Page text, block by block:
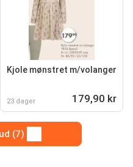
Kjole mønstret m/volanger
23 dager 179,90 kr
(7)